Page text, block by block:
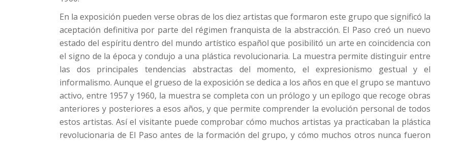
En la exposición pueden verse obras de los diez artistas que formaron este grupo que significó la
aceptación definitiva por parte del régimen franquista de la abstracción. El Paso creó un nuevo
estado del espíritu dentro del mundo artístico español que posibilitó un arte en coincidencia con
el signo de la época y condujo a una plástica revolucionaria. La muestra permite distinguir entre
las dos principales tendencias abstractas del momento, el expresionismo gestual y el
informalismo. Aunque el grueso de la exposición se dedica a los años en que el grupo se mantuvo
activo, entre 1957 y 1960, la muestra se completa con un prólogo y un epílogo que recoge obras
anteriores y posteriores a esos años, y que permite comprender la evolución personal de todos
estos artistas. Así el visitante puede comprobar cómo muchos artistas ya practicaban la plástica
revolucionaria de El Paso antes de la formación del grupo, y cómo muchos otros nunca fueron